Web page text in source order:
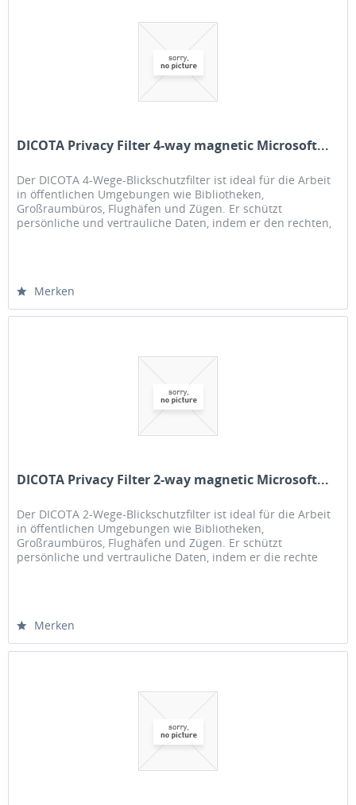
DICOTA Privacy Filter 4-way magnetic Microsoft...
Der DICOTA 4-Wege-Blickschutzfilter ist ideal für die Arbeit
in öffentlichen Umgebungen wie Bibliotheken,
Großraumbüros, Flughäfen und Zügen. Er schützt
persönliche und vertrauliche Daten, indem er den rechten,
Merken
DICOTA Privacy Filter 2-way magnetic Microsoft...
Der DICOTA 2-Wege-Blickschutzfilter ist ideal für die Arbeit
in öffentlichen Umgebungen wie Bibliotheken,
Großraumbüros, Flughäfen und Zügen. Er schützt
persönliche und vertrauliche Daten, indem er die rechte
Merken